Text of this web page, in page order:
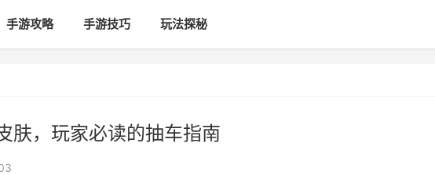
手游攻略 手游技巧 玩法探秘
肤，玩家必读的抽车指南